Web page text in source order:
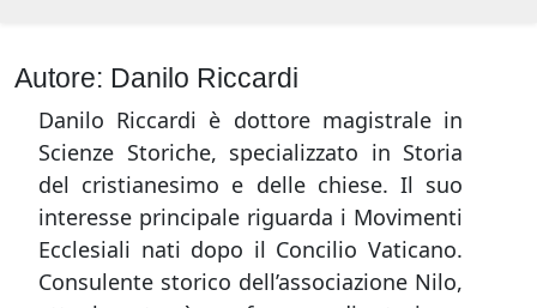
Autore: Danilo Riccardi
Danilo Riccardi è dottore magistrale in
Scienze Storiche, specializzato in Storia
del cristianesimo e delle chiese. Il suo
interesse principale riguarda i Movimenti
Ecclesiali nati dopo il Concilio Vaticano.
Consulente storico dell’associazione Nilo,